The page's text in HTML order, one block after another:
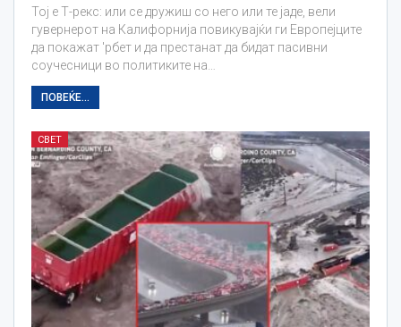
Тој е Т-рекс: или се дружиш со него или те јаде, вели
гувернерот на Калифорнија повикувајќи ги Европејците
да покажат 'рбет и да престанат да бидат пасивни
соучесници во политиките на…
ПОВЕЌЕ...
СВЕТ